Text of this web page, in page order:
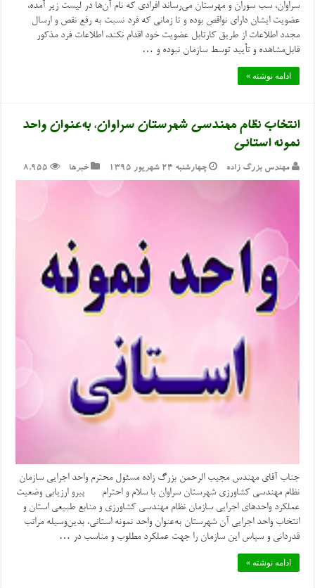
سراوان، سب سوران و مهرستان می‌رساند افرادی که نام آن‌ها در لیست زیر آمده،
عضویت ایشان دارای نواقص بوده و تا زمانی که فرد نسبت به رفع نقص و ارسال
مجدد اطلاعات از طریق کارتابل عضویت خود اقدام نکند، اطلاعات فرد مذکور
قابل‌مشاهده و تأیید توسط سازمان نبوده و …
ادامه نوشته »
انتخاب نظام مهندسی شهرستان سراوان، به‌عنوان واحد
نمونه استانی
مهندس بزرگ زاده چهارشنبه ۲۴ شهریور ۱۳۹۵ خبرها 8,955
جناب آقای مهندس مجیب الرحمن بزرگ زاده مسئول محترم واحد اجرایی سازمان
نظام مهندسی کشاورزی شهرستان سراوان با سلام و احترام پیرو ارزیابی وضعیت
عملکرد واحدهای اجرایی سازمان نظام مهندسی کشاورزی و منابع طبیعی استان و
انتخاب واحد اجرایی آن شهرستان به‌عنوان واحد نمونه استانی، بدین‌وسیله مراتب
قدردانی و سپاس این سازمان را جهت عملکرد مطلوب و مناسب در …
ادامه نوشته »